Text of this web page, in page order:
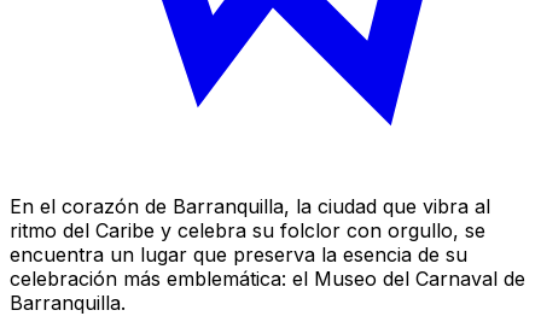
En el corazón de Barranquilla, la ciudad que vibra al
ritmo del Caribe y celebra su folclor con orgullo, se
encuentra un lugar que preserva la esencia de su
celebración más emblemática: el Museo del Carnaval de
Barranquilla.